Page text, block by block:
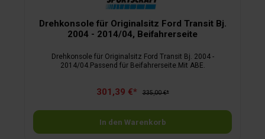
Drehkonsole für Originalsitz Ford Transit Bj.
2004 - 2014/04, Beifahrerseite
Drehkonsole für Originalsitz Ford Transit Bj. 2004 -
2014/04.Passend für Beifahrerseite.Mit ABE.
301,39 €* 335,00 €*
In den Warenkorb